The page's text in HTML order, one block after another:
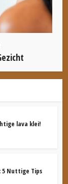
lava klei!
5 Nuttige Tips